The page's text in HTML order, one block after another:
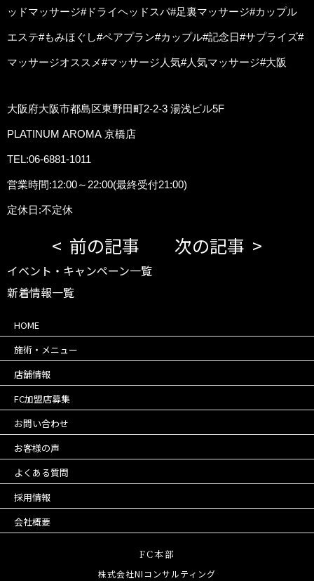
ッドマッサージ#ドライヘッドスパ#足裏マッサージ#カップル
エステ#もみほぐし#ペアプラン#カップル#記念日#サプライズ#
マッサージオススメ#マッサージ人気#人気マッサージ#大阪
大阪府大阪市都島区東野田町2-2-3 湯浅ビル5F
PLATINUM AROMA 京橋店
TEL:06-6881-1011
営業時間:12:00～22:00(最終受付21:00)
定休日:不定休
前の記事 次の記事
イベント・キャンペーン一覧
新着情報一覧
HOME
施術・メニュー
店舗情報
FC加盟店募集
お問い合わせ
お客様の声
よくある質問
採用情報
会社概要
FC本部
株式会社NIコンサルティング